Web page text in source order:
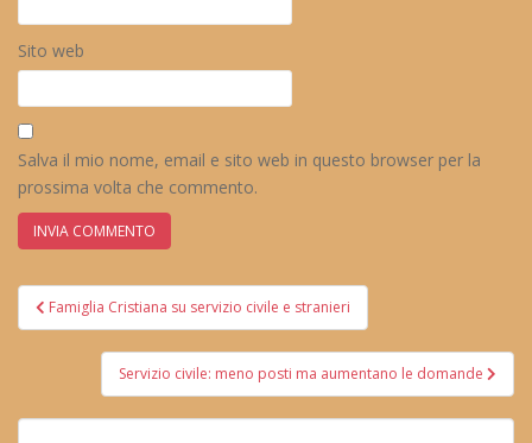
Sito web
Salva il mio nome, email e sito web in questo browser per la
prossima volta che commento.
Navigazione
articoli
Famiglia Cristiana su servizio civile e stranieri
Servizio civile: meno posti ma aumentano le domande